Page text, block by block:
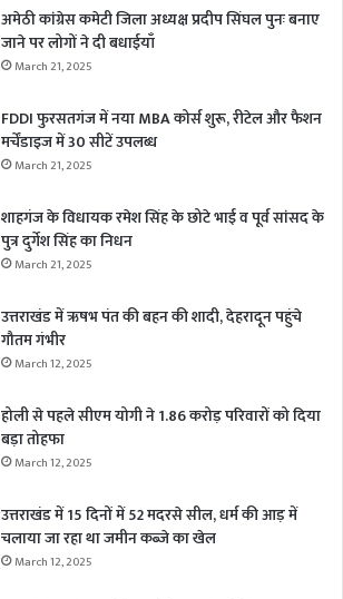
अमेठी कांग्रेस कमेटी जिला अध्यक्ष प्रदीप सिंघल पुनः बनाए
जाने पर लोगों ने दी बधाईयाँ
March 21, 2025
FDDI फुरसतगंज में नया MBA कोर्स शुरू, रीटेल और फैशन
मर्चेंडाइज में 30 सीटें उपलब्ध
March 21, 2025
शाहगंज के विधायक रमेश सिंह के छोटे भाई व पूर्व सांसद के
पुत्र दुर्गेश सिंह का निधन
March 21, 2025
उत्तराखंड में ऋषभ पंत की बहन की शादी, देहरादून पहुंचे
गौतम गंभीर
March 12, 2025
होली से पहले सीएम योगी ने 1.86 करोड़ परिवारों को दिया
बड़ा तोहफा
March 12, 2025
उत्तराखंड में 15 दिनों में 52 मदरसे सील, धर्म की आड़ में
चलाया जा रहा था जमीन कब्जे का खेल
March 12, 2025